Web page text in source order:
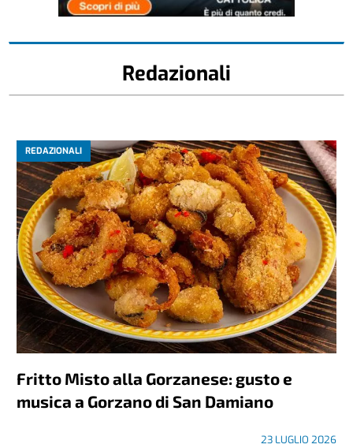
Redazionali
REDAZIONALI
Fritto Misto alla Gorzanese: gusto e
musica a Gorzano di San Damiano
23 LUGLIO 2026